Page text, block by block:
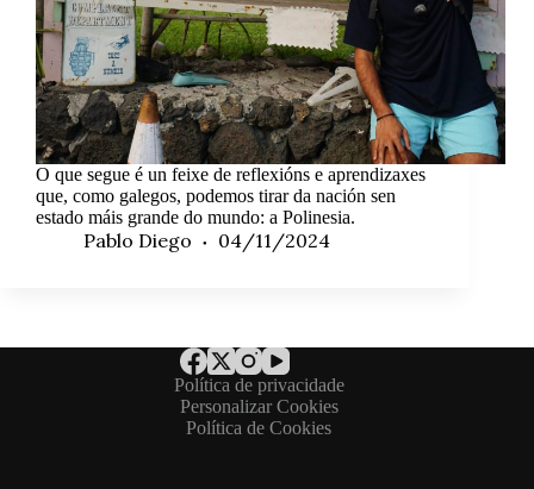
O que segue é un feixe de reflexións e aprendizaxes
que, como galegos, podemos tirar da nación sen
estado máis grande do mundo: a Polinesia.
Pablo Diego 04/11/2024
Política de privacidade
Personalizar Cookies
Política de Cookies